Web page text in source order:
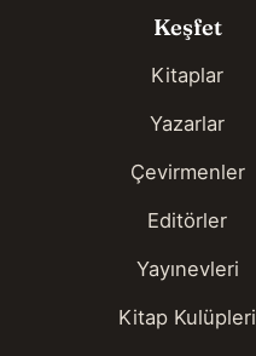
Keşfet
Kitaplar
Yazarlar
Çevirmenler
Editörler
Yayınevleri
Kitap Kulüpleri